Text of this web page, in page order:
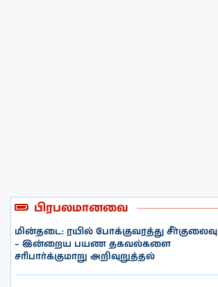
பிரபலமானவை
மின்தடை: ரயில் போக்குவரத்து சீர்குலைவு
– இன்றைய பயண தகவல்களை
சரிபார்க்குமாறு அறிவுறுத்தல்